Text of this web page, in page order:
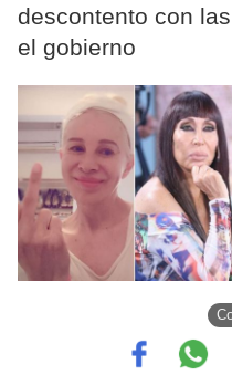
descontento con
el gobierno